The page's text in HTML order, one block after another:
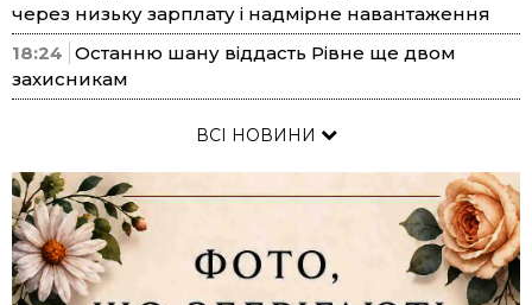
через низьку зарплату і надмірне навантаження
18:24 Останню шану віддасть Рівне ще двом
захисникам
ВСІ НОВИНИ